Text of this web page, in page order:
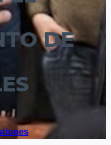
DE